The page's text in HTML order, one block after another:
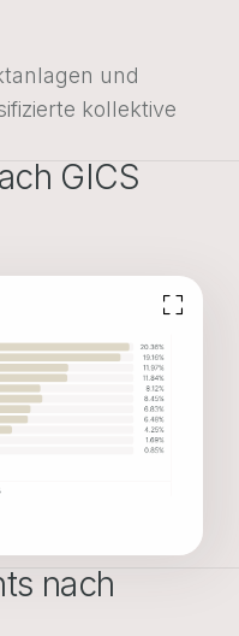
und
kollektive
GICS
nach